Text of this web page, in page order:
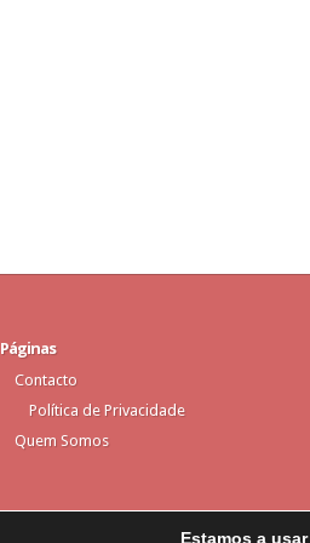
Páginas
Contacto
Política de Privacidade
Quem Somos
Estamos a